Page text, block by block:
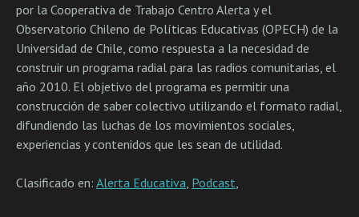
por la Cooperativa de Trabajo Centro Alerta y el
Observatorio Chileno de Políticas Educativas (OPECH) de la
Universidad de Chile, como respuesta a la necesidad de
construir un programa radial para las radios comunitarias, el
año 2010. El objetivo del programa es permitir una
construcción de saber colectivo utilizando el formato radial,
difundiendo las luchas de los movimientos sociales,
experiencias y contenidos que les sean de utilidad.
Clasificado en: Alerta Educativa, Podcast,